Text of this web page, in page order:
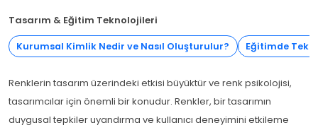
Tasarım & Eğitim Teknolojileri
Kurumsal Kimlik Nedir ve Nasıl Oluşturulur? Eğitimde
Renklerin tasarım üzerindeki etkisi büyüktür ve renk psikolojisi,
tasarımcılar için önemli bir konudur. Renkler, bir tasarımın
duygusal tepkiler uyandırma ve kullanıcı deneyimini etkileme